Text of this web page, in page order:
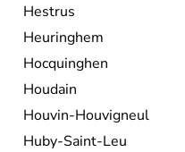
Hestrus
Heuringhem
Hocquinghen
Houdain
Houvin-Houvigneul
Huby-Saint-Leu